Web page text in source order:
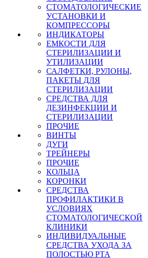
СТОМАТОЛОГИЧЕСКИЕ
УСТАНОВКИ И
КОМПРЕССОРЫ
ИНДИКАТОРЫ
ЕМКОСТИ ДЛЯ
СТЕРИЛИЗАЦИИ И
УТИЛИЗАЦИИ
САЛФЕТКИ, РУЛОНЫ,
ПАКЕТЫ ДЛЯ
СТЕРИЛИЗАЦИИ
СРЕДСТВА ДЛЯ
ДЕЗИНФЕКЦИИ И
СТЕРИЛИЗАЦИИ
ПРОЧИЕ
ВИНТЫ
ДУГИ
ТРЕЙНЕРЫ
ПРОЧИЕ
КОЛЬЦА
КОРОНКИ
СРЕДСТВА
ПРОФИЛАКТИКИ В
УСЛОВИЯХ
СТОМАТОЛОГИЧЕСКОЙ
КЛИНИКИ
ИНДИВИДУАЛЬНЫЕ
СРЕДСТВА УХОДА ЗА
ПОЛОСТЬЮ РТА